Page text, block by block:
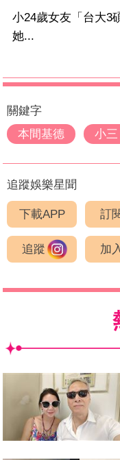
小24歲女友「台大3
她...
關鍵字
本間基德
小三
追蹤娛樂星聞
下載APP 訂
追蹤 加